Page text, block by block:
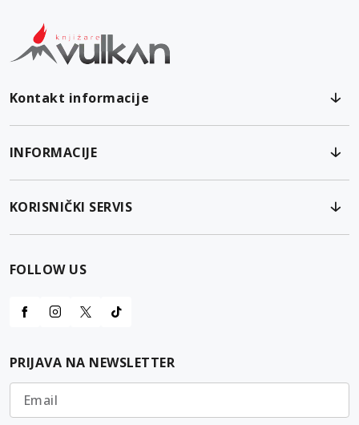
Kontakt informacije
INFORMACIJE
KORISNIČKI SERVIS
FOLLOW US
PRIJAVA NA NEWSLETTER
Email